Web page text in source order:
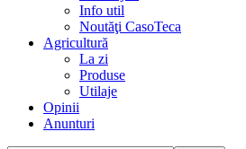
Info util
Noutăţi CasoTeca
Agricultură
La zi
Produse
Utilaje
Opinii
Anunturi